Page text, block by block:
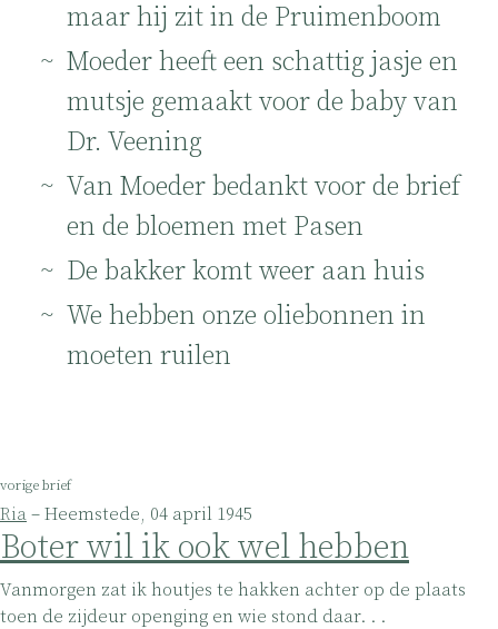
maar hij zit in de Pruimenboom
Moeder heeft een schattig jasje en
mutsje gemaakt voor de baby van
Dr. Veening
Van Moeder bedankt voor de brief
en de bloemen met Pasen
De bakker komt weer aan huis
We hebben onze oliebonnen in
moeten ruilen
vorige brief
Ria – Heemstede, 04 april 1945
Boter wil ik ook wel hebben
Vanmorgen zat ik houtjes te hakken achter op de plaats
toen de zijdeur openging en wie stond daar. . .